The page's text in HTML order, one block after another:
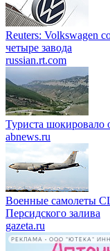
Reuters: Volkswagen
четыре завода
russian.rt.com
Туриста шокировало
abnews.ru
Военные самолеты
Персидского залива
gazeta.ru
РЕКЛАМА • ООО "ЮТЕКА" ИНН